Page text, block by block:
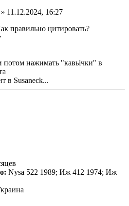
» 11.12.2024, 16:27
правильно цитировать?
потом нажимать "кавьічки" в
в Susaneck...
Nysa 522 1989; Иж 412 1974; Иж